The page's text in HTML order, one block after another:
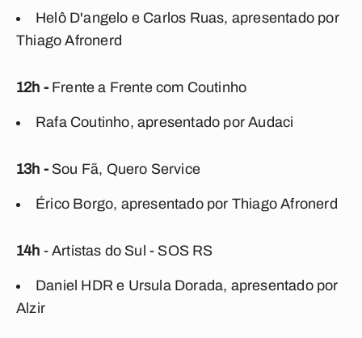
Helô D'angelo e Carlos Ruas, apresentado por
Thiago Afronerd
12h -Frente a Frente com Coutinho
Rafa Coutinho, apresentado por Audaci
13h -Sou Fã, Quero Service
Érico Borgo, apresentado por Thiago Afronerd
14h - Artistas do Sul - SOS RS
Daniel HDR e Ursula Dorada, apresentado por
Alzir